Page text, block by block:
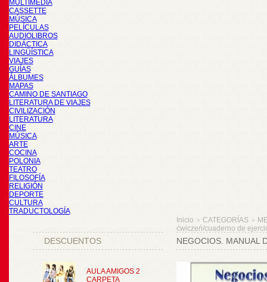
MULTIMEDIA
CASSETTE
MÚSICA
PELÍCULAS
AUDIOLIBROS
DIDÁCTICA
LINGÜÍSTICA
VIAJES
GUÍAS
ÁLBUMES
MAPAS
CAMINO DE SANTIAGO
LITERATURA DE VIAJES
CIVILIZACIÓN
LITERATURA
CINE
MÚSICA
ARTE
COCINA
POLONIA
TEATRO
FILOSOFÍA
RELIGIÓN
DEPORTE
CULTURA
TRADUCTOLOGÍA
DESCUENTOS
AULA AMIGOS 2
CARPETA
Inicio > CATEGORÍAS >
ćwiczeń/cuaderno de
NEGOCIOS. MANUAL